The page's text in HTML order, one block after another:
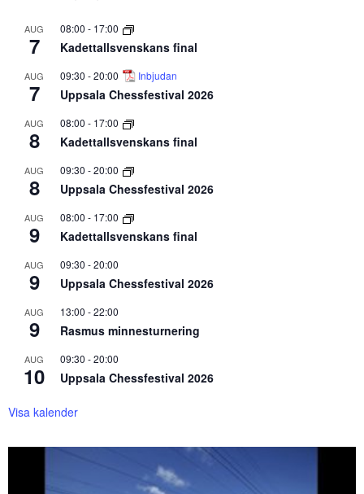
AUG
7
08:00 - 17:00
Kadettallsvenskans final
AUG
7
09:30 -20:00 Inbjudan
Uppsala Chessfestival 2026
AUG
8
08:00 - 17:00
Kadettallsvenskans final
AUG
8
09:30 -20:00
Uppsala Chessfestival 2026
AUG
9
08:00 - 17:00
Kadettallsvenskans final
AUG
9
09:30 -20:00
Uppsala Chessfestival 2026
AUG
9
13:00 -22:00
Rasmus minnesturnering
AUG
10
09:30 -20:00
Uppsala Chessfestival 2026
Visa kalender